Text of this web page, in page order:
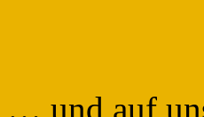
… und auf